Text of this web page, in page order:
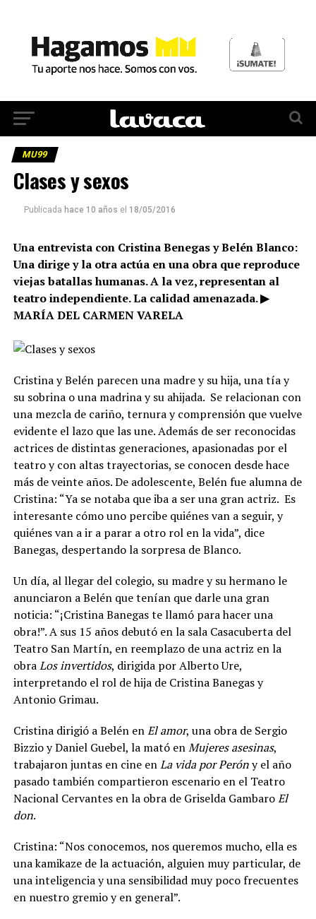
MU99
Clases y sexos
Publicada hace 10 años el 18/05/2016
Una entrevista con Cristina Benegas y Belén Blanco:
Una dirige y la otra actúa en una obra que reproduce
viejas batallas humanas. A la vez, representan al
teatro independiente. La calidad amenazada. ▶
MARÍA DEL CARMEN VARELA
Cristina y Belén parecen una madre y su hija, una tía y
su sobrina o una madrina y su ahijada. Se relacionan con
una mezcla de cariño, ternura y comprensión que vuelve
evidente el lazo que las une. Además de ser reconocidas
actrices de distintas generaciones, apasionadas por el
teatro y con altas trayectorias, se conocen desde hace
más de veinte años. De adolescente, Belén fue alumna de
Cristina: “Ya se notaba que iba a ser una gran actriz. Es
interesante cómo uno percibe quiénes van a seguir, y
quiénes van a ir a parar a otro rol en la vida”, dice
Banegas, despertando la sorpresa de Blanco.
Un día, al llegar del colegio, su madre y su hermano le
anunciaron a Belén que tenían que darle una gran
noticia: “¡Cristina Banegas te llamó para hacer una
obra!”. A sus 15 años debutó en la sala Casacuberta del
Teatro San Martín, en reemplazo de una actriz en la
obraLos invertidos, dirigida por Alberto Ure,
interpretando el rol de hija de Cristina Banegas y
Antonio Grimau.
Cristina dirigió a Belén enEl amor, una obra de Sergio
Bizzio y Daniel Guebel, la mató enMujeres asesinas,
trabajaron juntas en cine enLa vida por Peróny el año
pasado también compartieron escenario en el Teatro
Nacional Cervantes en la obra de Griselda GambaroEl
don.
Cristina: “Nos conocemos, nos queremos mucho, ella es
una kamikaze de la actuación, alguien muy particular, de
una inteligencia y una sensibilidad muy poco frecuentes
en nuestro gremio y en general”.